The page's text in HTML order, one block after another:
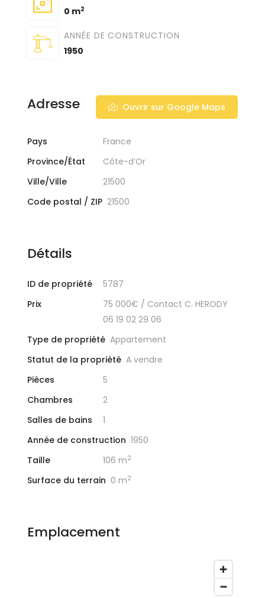
0 m2
ANNÉE DE CONSTRUCTION
1950
Adresse Ouvrir sur Google Maps
Pays
France
Province/État
Côte-d’Or
Ville/Ville
21500
Code postal / ZIP 21500
Détails
ID de propriété
5787
Prix
75 000€ / Contact C. HERODY
06 19 02 29 06
Type de propriété Appartement
Statut de la propriété A vendre
Pièces
5
Chambres
2
Salles de bains
1
Année de construction 1950
Taille
106 m2
Surface du terrain 0 m2
Emplacement